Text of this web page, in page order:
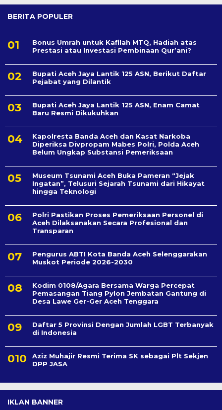
BERITA POPULER
Bonus Umrah untuk Kafilah MTQ, Hadiah atas
Prestasi atau Investasi Pembinaan Qur’ani?
Bupati Aceh Jaya Lantik 125 ASN, Berikut Daftar
Pejabat yang Dilantik
Bupati Aceh Jaya Lantik 125 ASN, Enam Camat
Baru Resmi Dikukuhkan
Kapolresta Banda Aceh dan Kasat Narkoba
Diperiksa Divpropam Mabes Polri, Polda Aceh
Belum Ungkap Substansi Pemeriksaan
Museum Tsunami Aceh Buka Pameran “Jejak
Ingatan”, Telusuri Sejarah Tsunami dari Hikayat
hingga Teknologi
Polri Pastikan Proses Pemeriksaan Personel di
Aceh Dilaksanakan Secara Profesional dan
Transparan
Pengurus ABTI Kota Banda Aceh Selenggarakan
Muskot Periode 2026-2030
Kodim 0108/Agara Bersama Warga Percepat
Pemasangan Tiang Pylon Jembatan Gantung di
Desa Lawe Ger-Ger Aceh Tenggara
Daftar 5 Provinsi Dengan Jumlah LGBT Terbanyak
di Indonesia
Aziz Muhajir Resmi Terima SK sebagai Plt Sekjen
DPP JASA
IKLAN BANNER